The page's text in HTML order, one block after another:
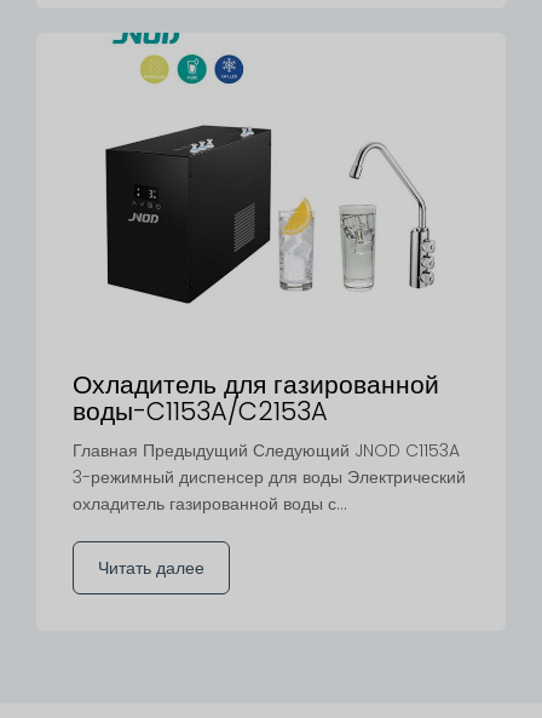
Охладитель для газированной
воды-C1153A/C2153A
Главная Предыдущий Следующий JNOD C1153A
3-режимный диспенсер для воды Электрический
охладитель газированной воды с...
Читать далее